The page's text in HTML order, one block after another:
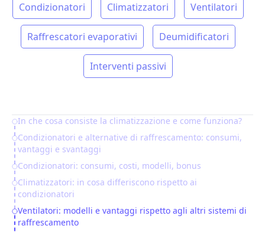
Condizionatori Climatizzatori Ventilatori
Raffrescatori evaporativi Deumidificatori
Interventi passivi
Table of Contents
In che cosa consiste la climatizzazione e come funziona?
Condizionatori e alternative di raffrescamento: consumi,
vantaggi e svantaggi
Condizionatori: consumi, costi, modelli, bonus
Climatizzatori: in cosa differiscono rispetto ai
condizionatori
Ventilatori: modelli e vantaggi rispetto agli altri sistemi di
raffrescamento